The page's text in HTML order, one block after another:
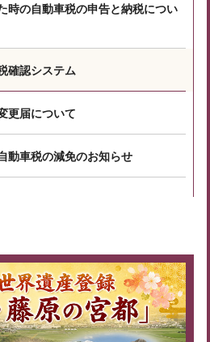
時の自動車税の申告と納税につい
確認システム
更届について
動車税の減免のお知らせ